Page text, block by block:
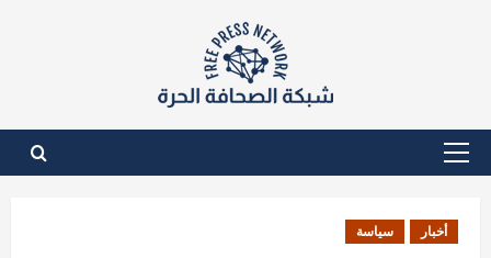
القائمة
أخبار سياسة